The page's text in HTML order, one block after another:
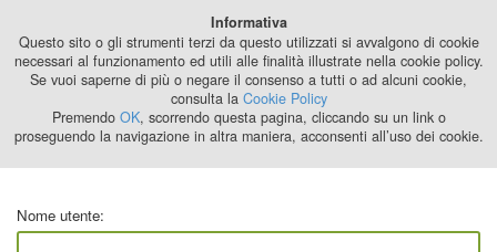
2024
Nome utente:
Informativa
Questo sito o gli strumenti terzi da questo utilizzati si avvalgono di cookie
necessari al funzionamento ed utili alle finalità illustrate nella cookie policy.
Se vuoi saperne di più o negare il consenso a tutti o ad alcuni cookie,
consulta la Cookie Policy
Premendo OK, scorrendo questa pagina, cliccando su un link o
proseguendo la navigazione in altra maniera, acconsenti all’uso dei cookie.